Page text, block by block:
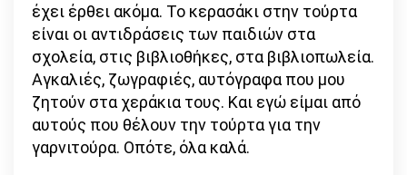
έχει έρθει ακόμα. Το κερασάκι στην τούρτα
είναι οι αντιδράσεις των παιδιών στα
σχολεία, στις βιβλιοθήκες, στα βιβλιοπωλεία.
Αγκαλιές, ζωγραφιές, αυτόγραφα που μου
ζητούν στα χεράκια τους. Και εγώ είμαι από
αυτούς που θέλουν την τούρτα για την
γαρνιτούρα. Οπότε, όλα καλά.